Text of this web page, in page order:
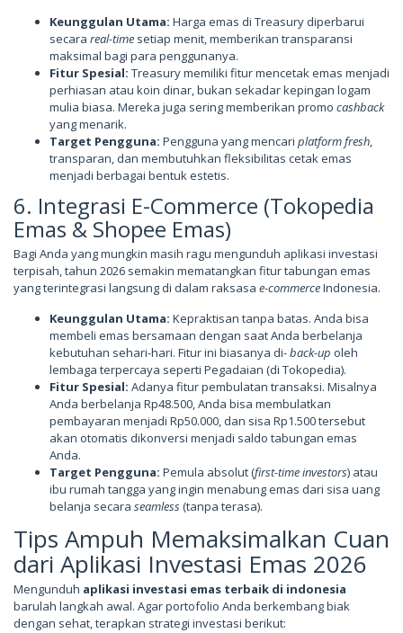
Keunggulan Utama: Harga emas di Treasury diperbarui
secara real-time setiap menit, memberikan transparansi
maksimal bagi para penggunanya.
Fitur Spesial: Treasury memiliki fitur mencetak emas menjadi
perhiasan atau koin dinar, bukan sekadar kepingan logam
mulia biasa. Mereka juga sering memberikan promo cashback
yang menarik.
Target Pengguna: Pengguna yang mencari platformfresh
transparan, dan membutuhkan fleksibilitas cetak emas
menjadi berbagai bentuk estetis.
6. Integrasi E-Commerce (Tokopedia
Emas & Shopee Emas)
Bagi Anda yang mungkin masih ragu mengunduh aplikasi investasi
terpisah, tahun 2026 semakin mematangkan fitur tabungan emas
yang terintegrasi langsung di dalam raksasa e-commerceIndonesia.
Keunggulan Utama: Kepraktisan tanpa batas. Anda bisa
membeli emas bersamaan dengan saat Anda berbelanja
kebutuhan sehari-hari. Fitur ini biasanya di-back-up oleh
lembaga terpercaya seperti Pegadaian (di Tokopedia).
Fitur Spesial: Adanya fitur pembulatan transaksi. Misalnya
Anda berbelanja Rp48.500, Anda bisa membulatkan
pembayaran menjadi Rp50.000, dan sisa Rp1.500 tersebut
akan otomatis dikonversi menjadi saldo tabungan emas
Anda.
Target Pengguna: Pemula absolut (first-time investors) atau
ibu rumah tangga yang ingin menabung emas dari sisa uang
belanja secara seamless(tanpa terasa).
Tips Ampuh Memaksimalkan Cuan
dari Aplikasi Investasi Emas 2026
Mengunduh aplikasi investasi emas terbaik di indonesia
barulah langkah awal. Agar portofolio Anda berkembang biak
dengan sehat, terapkan strategi investasi berikut: